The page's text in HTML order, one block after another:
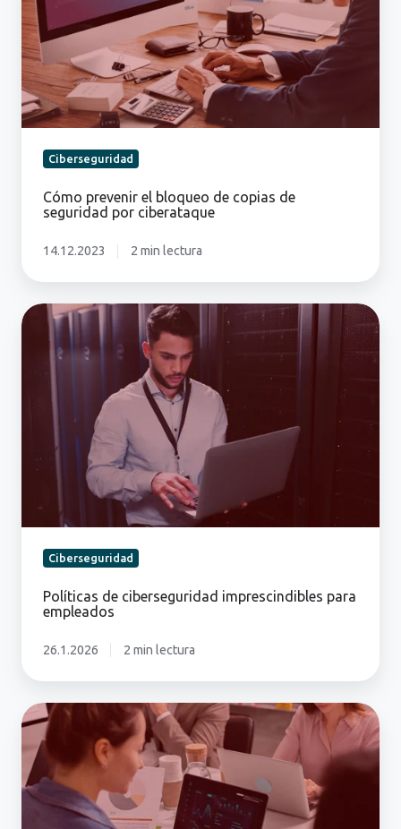
copias
de
seguridad
por
ciberataque
Ciberseguridad
Cómo prevenir el bloqueo de copias de
seguridad por ciberataque
14.12.2023 2 min lectura
Políticas
ciberseguridad
empleados
Ciberseguridad
Políticas de ciberseguridad imprescindibles para
empleados
26.1.2026 2 min lectura
Ciberseguridad
los
ERP
en